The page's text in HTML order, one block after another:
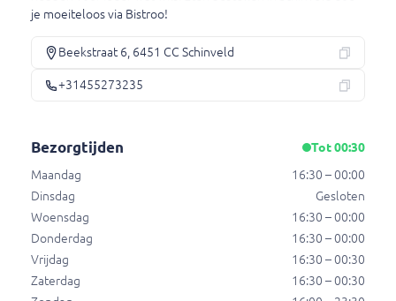
Varkenshaas.
Souvlaki schotel groot
Kip souvlaki schotel groot
Kip souvlaki schotel groot
je moeiteloos via Bistroo!
Beekstraat 6, 6451 CC Schinveld
+31455273235
Bezorgtijden
Tot 00:30
Maandag
16:30 – 00:00
Dinsdag
Gesloten
Woensdag
16:30 – 00:00
Donderdag
16:30 – 00:00
Vrijdag
16:30 – 00:30
Zaterdag
16:30 – 00:30